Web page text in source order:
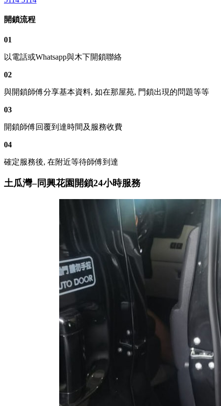
開鎖流程
01
以電話或Whatsapp與木下開鎖聯絡
02
與開鎖師傅分享基本資料, 如在那屋苑, 門鎖出現的問題等等
03
開鎖師傅回覆到達時間及服務收費
04
確定服務後, 在附近等待師傅到達
土瓜灣–同興花園開鎖24小時服務